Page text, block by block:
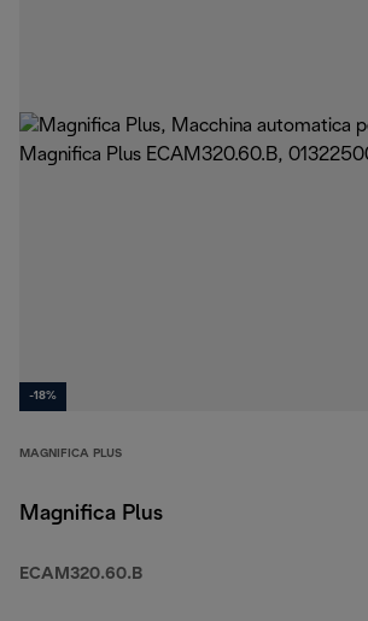
-18%
MAGNIFICA PLUS
Magnifica Plus
ECAM320.60.B